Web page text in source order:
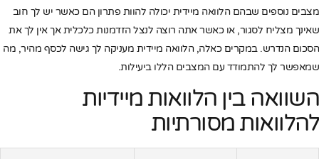
מצבים נוספים שבהם הלוואה מיידית יכולה להוות פתרון הם כאשר יש לך חוב
שאינך מצליח לסגור, או כאשר אתה רוצה לנצל הזדמנות כלכלית אך אין לך את
הסכום הנדרש. במקרים כאלה, הלוואה מיידית מעניקה לך גישה לכסף מהיר, מה
שמאפשר לך להתמודד עם המצבים הללו ביעילות.
השוואה בין הלוואות מיידיות
להלוואות מסורתיות